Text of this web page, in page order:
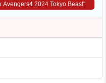
2024 Tokyo Beast"